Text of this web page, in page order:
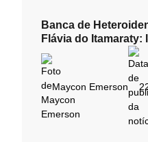
Banca de
Flávia do Itamaraty:
Maycon Emerson